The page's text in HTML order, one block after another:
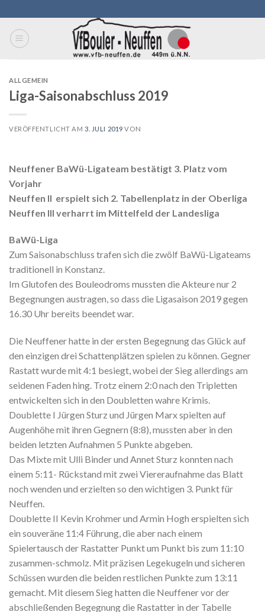
to
content
ALLGEMEIN
Liga-Saisonabschluss 2019
VERÖFFENTLICHT AM3. JULI 2019 VON
Neuffener BaWü-Ligateam bestätigt 3. Platz vom
Vorjahr
Neuffen II erspielt sich 2. Tabellenplatz in der Oberliga
Neuffen III verharrt im Mittelfeld der Landesliga
BaWü-Liga
Zum Saisonabschluss trafen sich die zwölf BaWü-Ligateams
traditionell in Konstanz.
Im Glutofen des Bouleodroms mussten die Akteure nur 2
Begegnungen austragen, so dass die Ligasaison 2019 gegen
16.30 Uhr bereits beendet war.
Die Neuffener hatte in der ersten Begegnung das Glück auf
den einzigen drei Schattenplätzen spielen zu können. Gegner
Rastatt wurde mit 4:1 besiegt, wobei der Sieg allerdings am
seidenen Faden hing. Trotz einem 2:0 nach den Tripletten
entwickelten sich in den Doubletten wahre Krimis.
Doublette I Jürgen Sturz und Jürgen Marx spielten auf
Augenhöhe mit ihren Gegnern (8:8), mussten aber in den
beiden letzten Aufnahmen 5 Punkte abgeben.
Das Mixte mit Ulli Binder und Annet Sturz konnten nach
einem 5:11- Rückstand mit zwei Viereraufnahme das Blatt
noch wenden und erzielten so den wichtigen 3. Punkt für
Neuffen.
Doublette II Kevin Krohmer und Armin Hogh erspielten sich
ein souveräne 11:4 Führung, die aber nach einem
Spielertausch der Rastatter Punkt um Punkt bis zum 11:10
zusammen-schmolz. Mit präzisen Legekugeln und sicheren
Schüssen wurden die beiden restlichen Punkte zum 13:11
gemacht. Mit diesem Sieg hatten die Neuffener vor der
abschließenden Begegnung die Rastatter in der Tabelle